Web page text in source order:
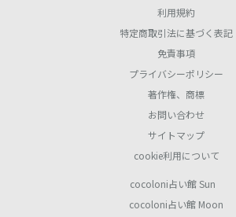
利用規約
特定商取引法に基づく表記
免責事項
プライバシーポリシー
著作権、商標
お問い合わせ
サイトマップ
cookie利用について
cocoloni占い館 Sun
cocoloni占い館 Moon